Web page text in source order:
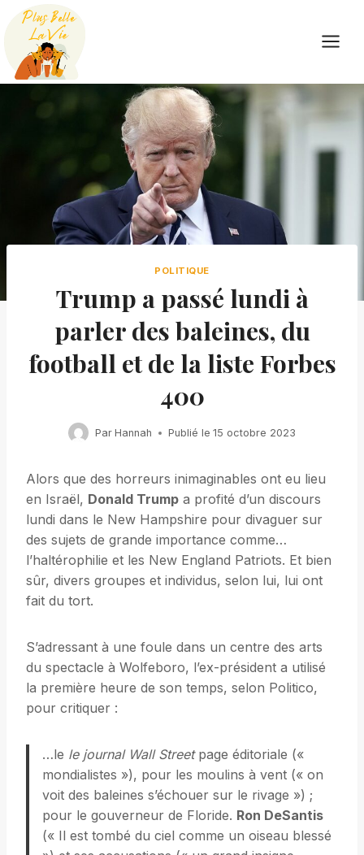
Skip
content
POLITIQUE
Trump a passé lundi à
parler des baleines, du
football et de la liste Forbes
400
Par Hannah Publié le 15 octobre 2023
Alors que des horreurs inimaginables ont eu lieu
en Israël, Donald Trump a profité d’un discours
lundi dans le New Hampshire pour divaguer sur
des sujets de grande importance comme…
l’haltérophilie et les New England Patriots. Et bien
sûr, divers groupes et individus, selon lui, lui ont
fait du tort.
S’adressant à une foule dans un centre des arts
du spectacle à Wolfeboro, l’ex-président a utilisé
la première heure de son temps, selon Politico,
pour critiquer :
…le le journal Wall Streetpage éditoriale («
mondialistes »), pour les moulins à vent (« on
voit des baleines s’échouer sur le rivage ») ;
pour le gouverneur de Floride. Ron DeSantis
(« Il est tombé du ciel comme un oiseau blessé